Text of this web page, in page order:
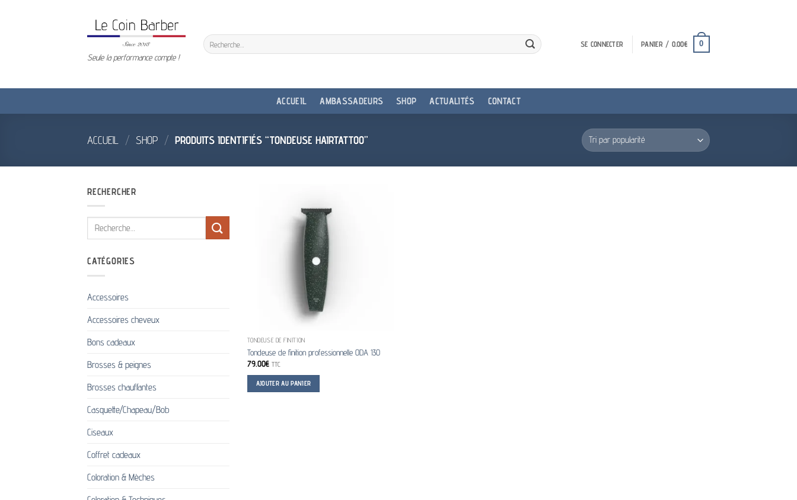
Seule la performance compte !
Recherche
pour :
SE CONNECTER PANIER / 0.00€ 0
ACCUEIL AMBASSADEURS SHOP ACTUALITÉS CONTACT
ACCUEIL / SHOP / PRODUITS IDENTIFIÉS “TONDEUSE HAIRTATTOO”
RECHERCHER
Recherche
pour :
CATÉGORIES
Accessoires
Accessoires cheveux
Bons cadeaux
Brosses & peignes
Brosses chauffantes
Casquette/Chapeau/Bob
Ciseaux
Coffret cadeaux
Coloration & Mèches
TONDEUSE DE FINITION
Tondeuse de finition professionnelle ODA 130
79.00€ TTC
AJOUTER AU PANIER